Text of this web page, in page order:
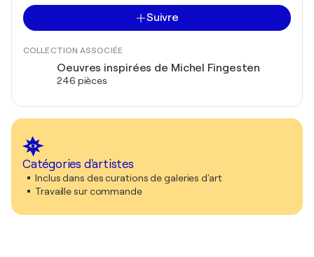
Suivre
COLLECTION ASSOCIÉE
Oeuvres inspirées de Michel Fingesten
246 pièces
Catégories d'artistes
Inclus dans des curations de galeries d'art
Travaille sur commande